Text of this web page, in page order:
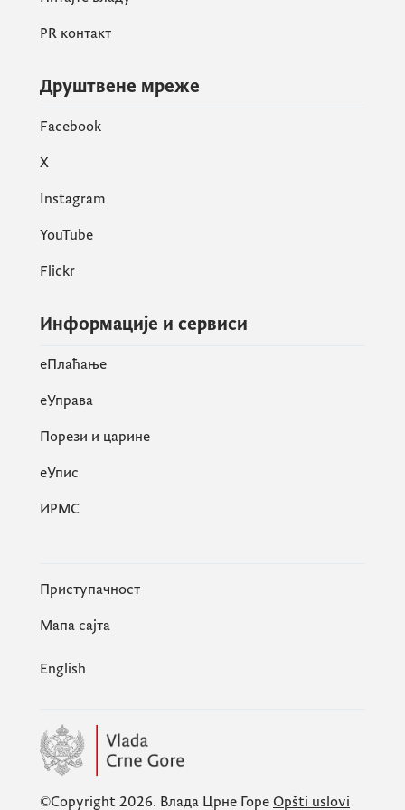
јавно-приватно сарадњу у циљу
PR контакт
Друштвене мреже
Facebook
X
Instagram
YouTube
Flickr
Информације и сервиси
eПлаћање
еУправа
Порези и царине
eУпис
ИРМС
Приступачност
Мапа сајта
English
©Copyright 2026. Влада Црне Горе Opšti uslovi